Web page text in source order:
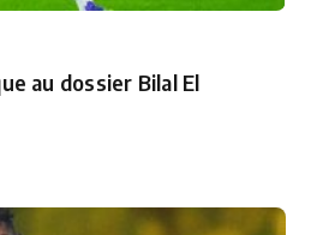
au dossier Bilal El